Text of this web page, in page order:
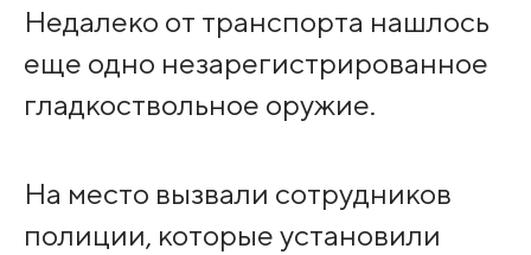
Недалеко от транспорта нашлось
еще одно незарегистрированное
гладкоствольное оружие.
На место вызвали сотрудников
полиции, которые установили